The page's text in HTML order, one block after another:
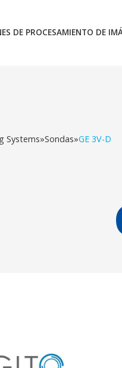
DE PROCESAMIENTO DE
Systems»Sondas»GE 3V-D